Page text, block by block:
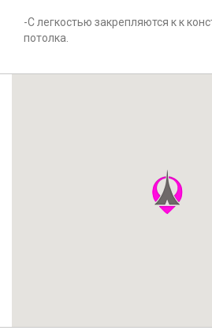
-С легкостью закрепляются к к
потолка.